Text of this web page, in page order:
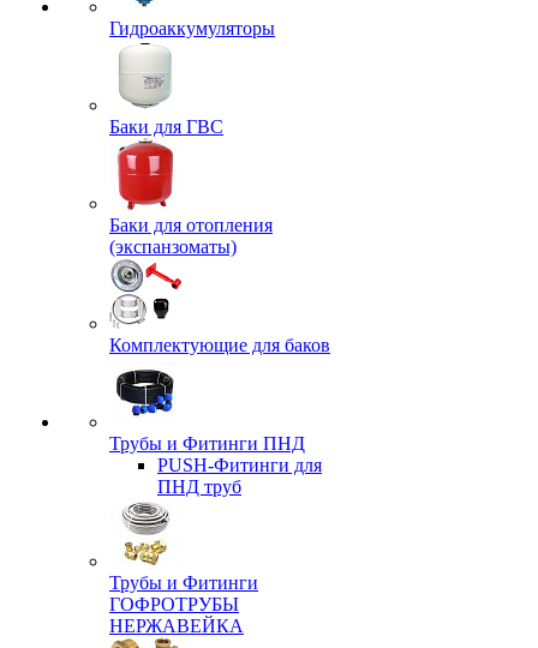
Гидроаккумуляторы
Баки для ГВС
Баки для отопления
(экспанзоматы)
Комплектующие для баков
Трубы и Фитинги ПНД
PUSH-Фитинги для
ПНД труб
Трубы и Фитинги
ГОФРОТРУБЫ
НЕРЖАВЕЙКА